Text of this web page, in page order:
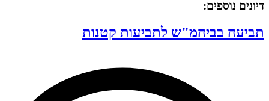
דיונים נוספים:
תביעה בביהמ"ש לתביעות קטנות